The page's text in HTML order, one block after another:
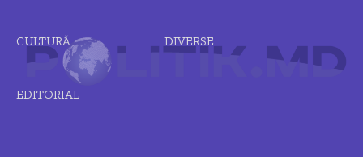
CULTURĂ DIVERSE
EDITORIAL